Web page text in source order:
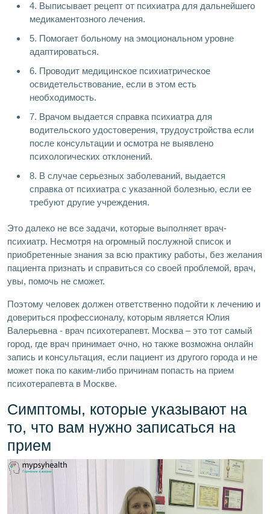
4. Выписывает рецепт от психиатра для дальнейшего
медикаментозного лечения.
5. Помогает больному на эмоциональном уровне
адаптироваться.
6. Проводит медицинское психиатрическое
освидетельствование, если в этом есть
необходимость.
7. Врачом выдается справка психиатра для
водительского удостоверения, трудоустройства если
после консультации и осмотра не выявлено
психологических отклонений.
8. В случае серьезных заболеваний, выдается
справка от психиатра с указанной болезнью, если ее
требуют другие учреждения.
Это далеко не все задачи, которые выполняет врач-
психиатр. Несмотря на огромный послужной список и
приобретенные знания за всю практику работы, без желания
пациента признать и справиться со своей проблемой, врач,
увы, помочь не сможет.
Поэтому человек должен ответственно подойти к лечению и
довериться профессионалу, которым является Юлия
Валерьевна - врач психотерапевт. Москва – это тот самый
город, где врач принимает очно, но также возможна онлайн
запись и консультация, если пациент из другого города и не
может пока по каким-либо причинам попасть на прием
психотерапевта в Москве.
Симптомы, которые указывают на
то, что вам нужно записаться на
прием